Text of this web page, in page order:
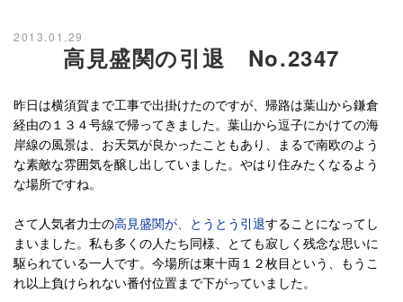
2013.01.29
高見盛関の引退 No.2347
昨日は横須賀まで工事で出掛けたのですが、帰路は葉山から鎌倉
経由の１３４号線で帰ってきました。葉山から逗子にかけての海
岸線の風景は、お天気が良かったこともあり、まるで南欧のよう
な素敵な雰囲気を醸し出していました。やはり住みたくなるよう
な場所ですね。
さて人気者力士の高見盛関が、とうとう引退することになってし
まいました。私も多くの人たち同様、とても寂しく残念な思いに
駆られている一人です。今場所は東十両１２枚目という、もうこ
れ以上負けられない番付位置まで下がっていました。